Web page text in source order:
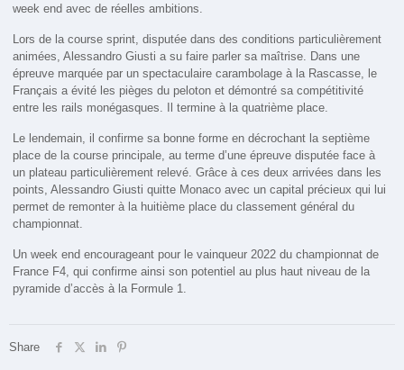
week end avec de réelles ambitions.
Lors de la course sprint, disputée dans des conditions particulièrement
animées, Alessandro Giusti a su faire parler sa maîtrise. Dans une
épreuve marquée par un spectaculaire carambolage à la Rascasse, le
Français a évité les pièges du peloton et démontré sa compétitivité
entre les rails monégasques. Il termine à la quatrième place.
Le lendemain, il confirme sa bonne forme en décrochant la septième
place de la course principale, au terme d’une épreuve disputée face à
un plateau particulièrement relevé. Grâce à ces deux arrivées dans les
points, Alessandro Giusti quitte Monaco avec un capital précieux qui lui
permet de remonter à la huitième place du classement général du
championnat.
Un week end encourageant pour le vainqueur 2022 du championnat de
France F4, qui confirme ainsi son potentiel au plus haut niveau de la
pyramide d’accès à la Formule 1.
Share